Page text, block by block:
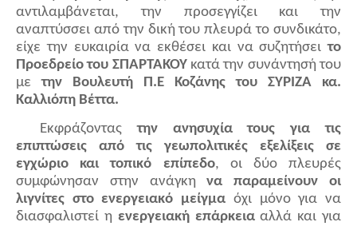
αντιλαμβάνεται, την προσεγγίζει και την
αναπτύσσει από την δική του πλευρά το συνδικάτο,
είχε την ευκαιρία να εκθέσει και να συζητήσειτο
Προεδρείο του ΣΠΑΡΤΑΚΟΥκατά την συνάντησή του
μετην Βουλευτή Π.Ε Κοζάνης του ΣΥΡΙΖΑ κα.
Καλλιόπη Βέττα.
Εκφράζονταςτην ανησυχία τους για τις
επιπτώσεις από τις γεωπολιτικές εξελίξεις σε
εγχώριο και τοπικό επίπεδο, οι δύο πλευρές
συμφώνησαν στην ανάγκηνα παραμείνουν οι
λιγνίτες στο ενεργειακό μείγμα όχι μόνο για να
διασφαλιστεί η ενεργειακή επάρκειααλλά και για